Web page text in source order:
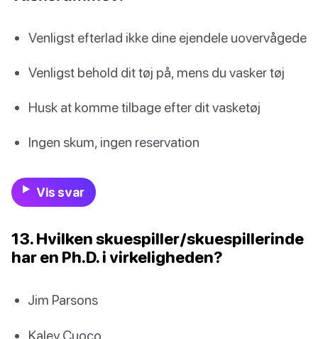
Venligst efterlad ikke dine ejendele uovervågede
Venligst behold dit tøj på, mens du vasker tøj
Husk at komme tilbage efter dit vasketøj
Ingen skum, ingen reservation
Vis svar
13. Hvilken skuespiller/skuespillerinde
har en Ph.D. i virkeligheden?
Jim Parsons
Kaley Cuoco